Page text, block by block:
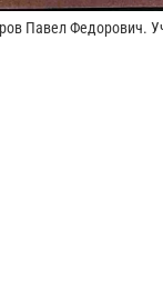
Павел Федорович.